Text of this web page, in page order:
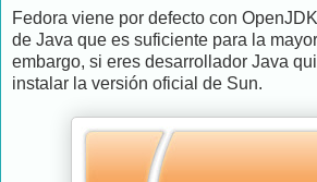
Fedora viene por defecto con
de Java que es suficiente para la
embargo, si eres desarrollador Java
instalar la versión oficial de Sun.